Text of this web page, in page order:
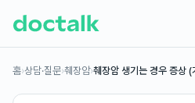
홈›상담·질문›췌장암›췌장암 생기는 경우 증상